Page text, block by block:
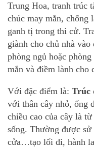
Trung Hoa, tranh trúc
chúc may mắn, chống
ganh tị trong thi cử.
giành cho chủ nhà
phòng ngủ hoặc
mắn và điềm lành cho
Với đặc điểm là: Trúc
với thân cây nhỏ, ống
chiều cao của cây là
sống. Thường được sử
cửa…tạo lối đi, hành